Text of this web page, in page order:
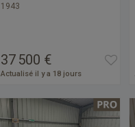
1943
37 500 €
Actualisé il y a 18 jours